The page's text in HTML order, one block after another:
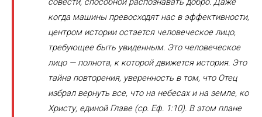
когда машины превосходят нас в эффективности,
центром истории остается человеческое лицо,
требующее быть увиденным. Это человеческое
лицо — полнота, к которой движется история. Это
тайна повторения, уверенность в том, что Отец
избрал вернуть все, что на небесах и на земле, ко
Христу, единой Главе (ср. Еф. 1:10). В этом плане